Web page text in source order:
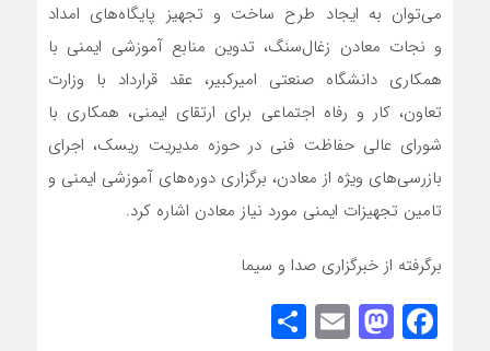
می‌توان به ایجاد طرح ساخت و تجهیز پایگاه‌های امداد
و نجات معادن زغال‌سنگ، تدوین منابع آموزشی ایمنی با
همکاری دانشگاه صنعتی امیرکبیر، عقد قرارداد با وزارت
تعاون، کار و رفاه اجتماعی برای ارتقای ایمنی، همکاری با
شورای عالی حفاظت فنی در حوزه مدیریت ریسک، اجرای
بازرسی‌های ویژه از معادن، برگزاری دوره‌های آموزشی ایمنی و
تامین تجهیزات ایمنی مورد نیاز معادن اشاره کرد.
برگرفته از خبرگزاری صدا و سیما
Facebook
Mastodon
Email